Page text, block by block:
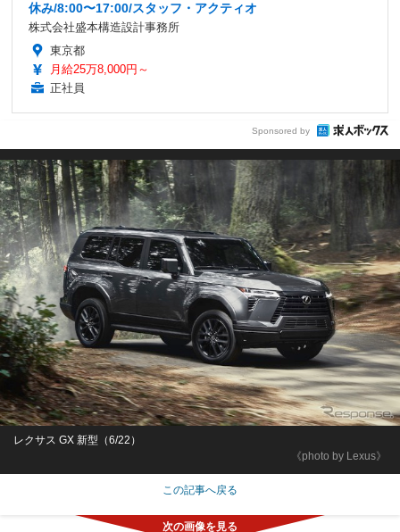
休み/8:00〜17:00/スタッフ・アクティオ
株式会社盛本構造設計事務所
東京都
月給25万8,000円～
正社員
Sponsored by
《photo by Lexus》
レクサス GX 新型（6/22）
この記事へ戻る